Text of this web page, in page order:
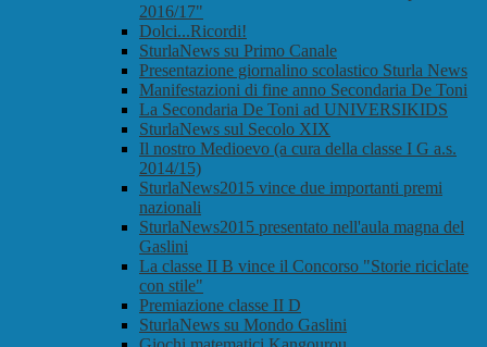
2016/17"
Dolci...Ricordi!
SturlaNews su Primo Canale
Presentazione giornalino scolastico Sturla News
Manifestazioni di fine anno Secondaria De Toni
La Secondaria De Toni ad UNIVERSIKIDS
SturlaNews sul Secolo XIX
Il nostro Medioevo (a cura della classe I G a.s.
2014/15)
SturlaNews2015 vince due importanti premi
nazionali
SturlaNews2015 presentato nell'aula magna del
Gaslini
La classe II B vince il Concorso "Storie riciclate
con stile"
Premiazione classe II D
SturlaNews su Mondo Gaslini